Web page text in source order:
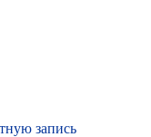
запись